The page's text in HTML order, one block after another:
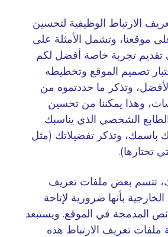
الارتباط الوظيفية لتحسين
موقعنا، وتشمل الأمثلة على
تقديم تجربة خاصة أفضل لكم
تصميم الموقع وتخطيطه
وتذكر ما حددتموه من
وهذا يمكننا من تحسين
الشخصي الذي يناسبك
باسمك، وتذكر تفضيلاتك (مثل
تختارها).
تتسم بعض ملفات تعريف
بأنها ضرورية لإتاحة
المدمجة في الموقع. ويستبعد
ملفات تعريف الارتباط هذه